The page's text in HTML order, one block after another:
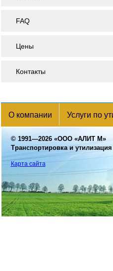
FAQ
Цены
Контакты
О компании Услуги по
© 1991—2026 «ООО «АЛИТ М»
Транспортировка и
Карта сайта